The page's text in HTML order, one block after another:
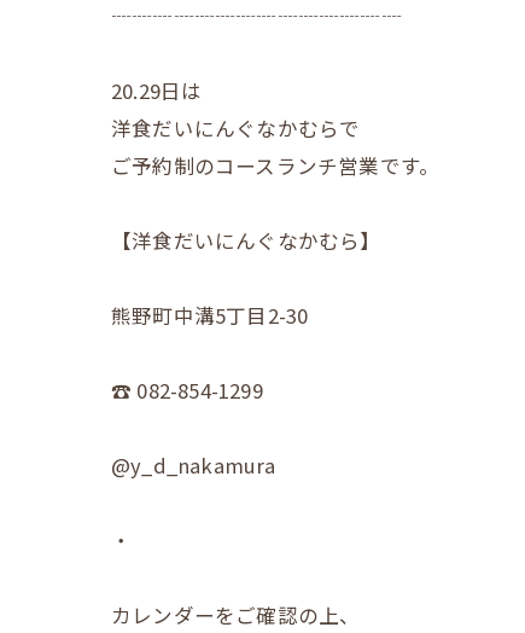
┈┈┈┈┈┈┈┈┈┈┈┈┈┈
20.29日は
洋食だいにんぐなかむらで
ご予約制のコースランチ営業です。
【洋食だいにんぐなかむら】
熊野町中溝5丁目2-30
☎︎ 082-854-1299
@y_d_nakamura
・
カレンダーをご確認の上、